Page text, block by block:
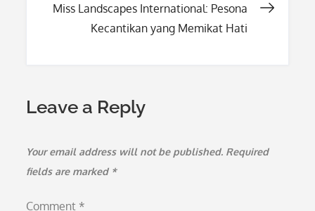
Miss Landscapes International: Pesona
Kecantikan yang Memikat Hati
Leave a Reply
Your email address will not be published. Required
fields are marked *
Comment *